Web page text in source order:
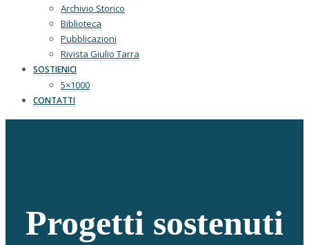
Archivio Storico
Biblioteca
Pubblicazioni
Rivista Giulio Tarra
SOSTIENICI
5×1000
CONTATTI
Progetti sostenuti